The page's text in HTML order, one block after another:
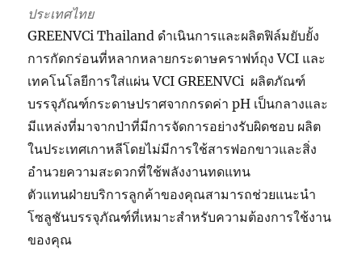
ประเทศไทย
GREENVCi Thailand ดำเนินการและผลิตฟิล์มยับยั้ง
การกัดกร่อนที่หลากหลายกระดาษคราฟท์ถุง VCI และ
เทคโนโลยีการใส่แผ่น VCI GREENVCi ผลิตภัณฑ์
บรรจุภัณฑ์กระดาษปราศจากกรดค่า pH เป็นกลางและ
มีแหล่งที่มาจากป่าที่มีการจัดการอย่างรับผิดชอบ ผลิต
ในประเทศเกาหลีโดยไม่มีการใช้สารฟอกขาวและสิ่ง
อำนวยความสะดวกที่ใช้พลังงานทดแทน
ตัวแทนฝ่ายบริการลูกค้าของคุณสามารถช่วยแนะนำ
โซลูชันบรรจุภัณฑ์ที่เหมาะสำหรับความต้องการใช้งาน
ของคุณ